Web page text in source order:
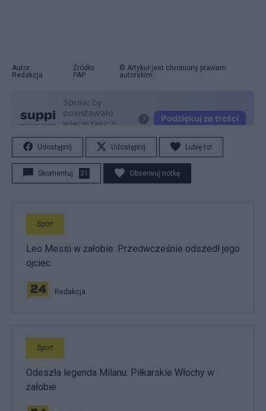
Autor:
Redakcja
Źródło:
PAP
© Artykuł jest chroniony prawem
autorskim.
Udostępnij Udostępnij Lubię to!
Skomentuj 31 Obserwuj notkę
Sport
Leo Messi w żałobie. Przedwcześnie odszedł jego
ojciec
Redakcja
Sport
Odeszła legenda Milanu. Piłkarskie Włochy w
żałobie